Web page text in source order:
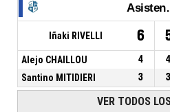
Iñaki RIVELLI 6
Alejo CHAILLOU 4 4
Santino MITIDIERI
3 3
VER TODOS